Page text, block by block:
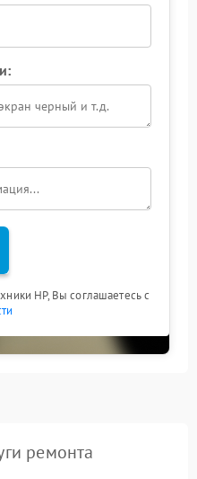
HP, Вы соглашаетесь с
ремонта